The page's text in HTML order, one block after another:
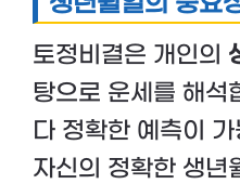
토정비결은 개인의
탕으로 운세를 해석
다 정확한 예측이
자신의 정확한 생년